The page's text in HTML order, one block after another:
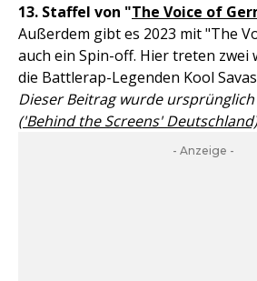
13. Staffel von "The Voice of
Außerdem gibt es 2023 mit "The
auch ein Spin-off. Hier treten zwei
die Battlerap-Legenden Kool
Dieser Beitrag wurde
('Behind the Screens' Deutschland)
- Anzeige -